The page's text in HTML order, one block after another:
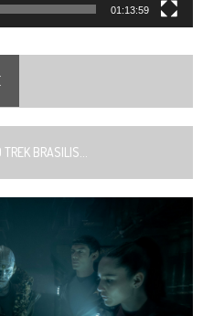
01:13:59
BRASILIS...